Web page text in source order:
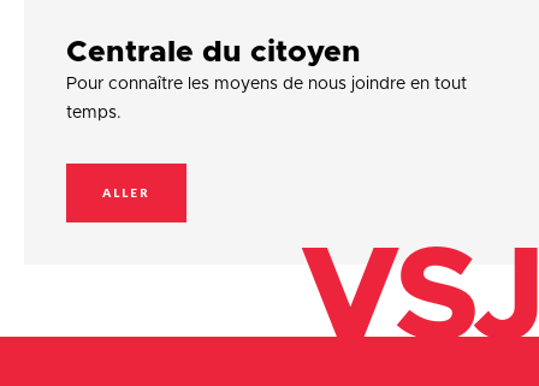
Centrale du citoyen
Pour connaître les moyens de nous joindre en tout
temps.
ALLER
VSJ